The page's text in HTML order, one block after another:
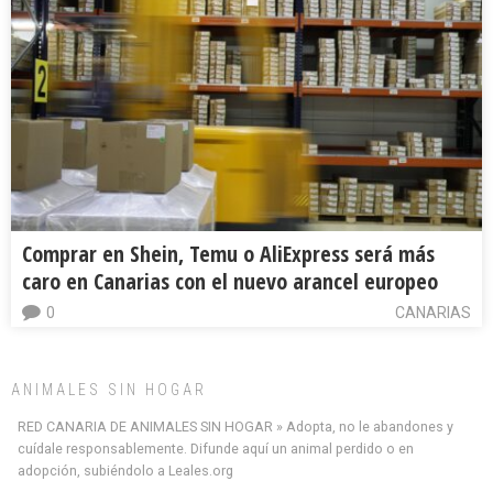
Comprar en Shein, Temu o AliExpress será más
caro en Canarias con el nuevo arancel europeo
CANARIAS
0
ANIMALES SIN HOGAR
RED CANARIA DE ANIMALES SIN HOGAR » Adopta, no le abandones y
cuídale responsablemente. Difunde aquí un animal perdido o en
adopción, subiéndolo a Leales.org